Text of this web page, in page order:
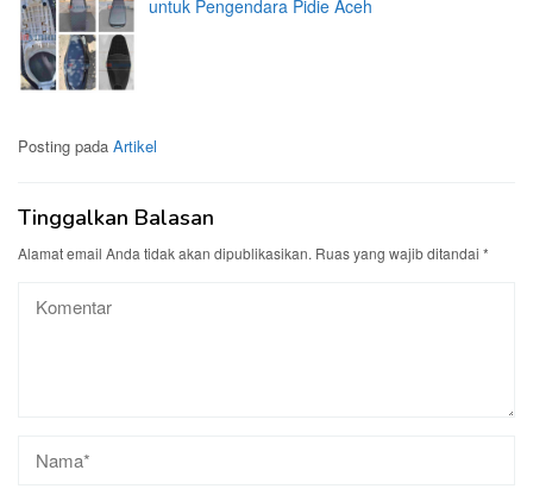
untuk Pengendara Pidie Aceh
Posting pada Artikel
Tinggalkan Balasan
Alamat email Anda tidak akan dipublikasikan. Ruas yang wajib ditandai *